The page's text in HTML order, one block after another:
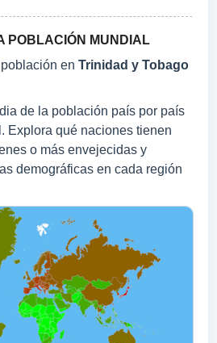
POBLACIÓN MUNDIAL
en Trinidad y Tobago
de la población país por país
Explora qué naciones tienen
o más envejecidas y
demográficas en cada región